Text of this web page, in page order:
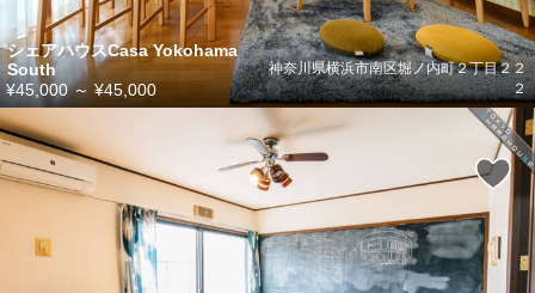
シェアハウスCasa Yokohama
South
神奈川県横浜市南区堀ノ内町２丁目２２
２
¥45,000～ ¥45,000